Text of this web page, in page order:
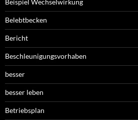
Beispiel Wechselwirkung
Belebtbecken
Bericht
Beschleunigungsvorhaben
besser
besser leben
Betriebsplan